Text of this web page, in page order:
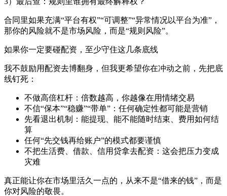
合同里如果充满“平台有权”“可调整”“异常情况以平台为准”，
那你的风险就不是市场风险，而是“规则风险”。
如果你一定要碰配资，至少守住这几条底线
我不鼓励用配资去博翻身，但我更希望你在冲动之前，先把底
线钉死：
不做高倍杠杆：倍数越高，你越像在用情绪交易
不信“保本”“稳赚”“带单”：任何确定性都可能是营销
先看退出机制：能提现、能不能随时结束、费用如何结
算
任何“先交钱再给账户”的模式都要谨慎
不把生活费、借款、信用贷拿去配资：这会把压力变成
灾难
真正能让你在市场里活久一点的，从来不是“借来的钱”，而是
你对风险的敬畏。